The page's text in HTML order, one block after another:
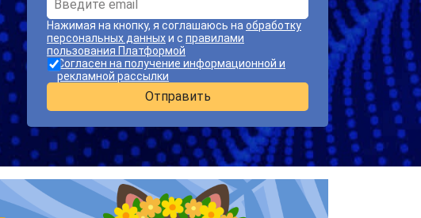
Нажимая на кнопку, я соглашаюсь на обработку
персональных данныхи с правилами
пользования Платформой
Согласен на получение информационной и
рекламной рассылки
Отправить